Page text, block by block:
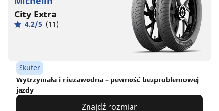
City Extra
4.2/5 (11)
Skuter
Wytrzymała i niezawodna – pewność bezproblemowej
jazdy
Znajdź rozmiar